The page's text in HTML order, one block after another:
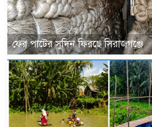
ফের পাটের সুদিন ফিরছে সিরাজগঞ্জে